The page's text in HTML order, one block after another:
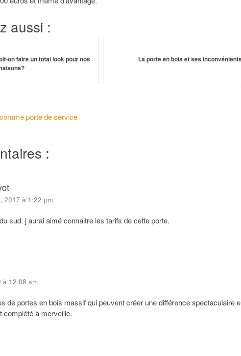
aussi :
on faire un total look pour nos
La porte en bois et ses inconvénients
porte de service
:
2017 à 1:22 pm
sud. j aurai aimé connaitre les tarifs de cette porte.
à 12:08 am
de portes en bois massif qui peuvent créer une différence spectaculaire
complété à merveille.